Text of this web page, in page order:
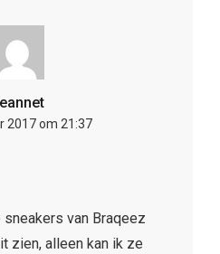
2017 om 21:37
van Braqeez
zien, alleen kan ik ze